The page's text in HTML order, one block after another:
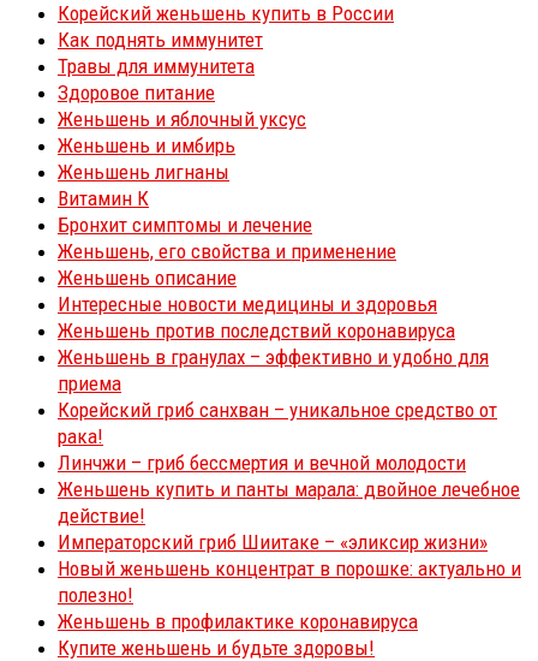
Корейский женьшень купить в России
Как поднять иммунитет
Травы для иммунитета
Здоровое питание
Женьшень и яблочный уксус
Женьшень и имбирь
Женьшень лигнаны
Витамин К
Бронхит симптомы и лечение
Женьшень, его свойства и применение
Женьшень описание
Интересные новости медицины и здоровья
Женьшень против последствий коронавируса
Женьшень в гранулах – эффективно и удобно для
приема
Корейский гриб санхван – уникальное средство от
рака!
Линчжи – гриб бессмертия и вечной молодости
Женьшень купить и панты марала: двойное лечебное
действие!
Императорский гриб Шиитаке – «эликсир жизни»
Новый женьшень концентрат в порошке: актуально и
полезно!
Женьшень в профилактике коронавируса
Купите женьшень и будьте здоровы!